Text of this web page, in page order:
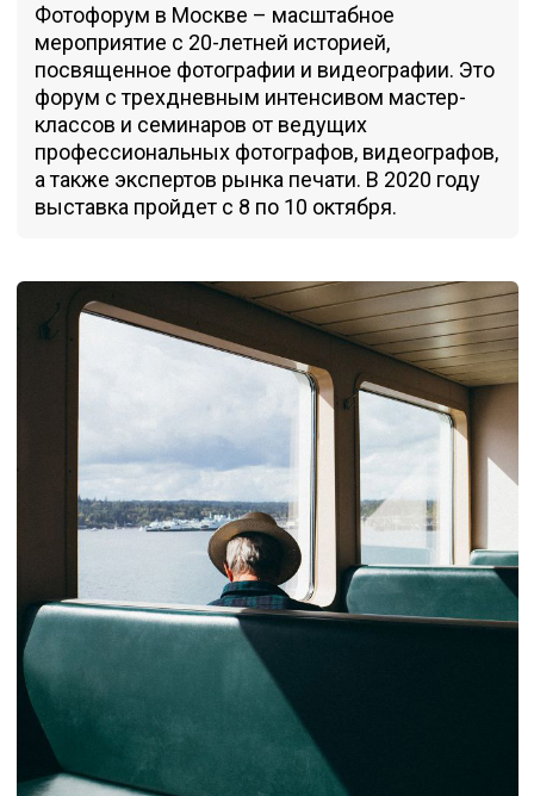
Фотофорум в Москве – масштабное
мероприятие с 20-летней историей,
посвященное фотографии и видеографии. Это
форум с трехдневным интенсивом мастер-
классов и семинаров от ведущих
профессиональных фотографов, видеографов,
а также экспертов рынка печати. В 2020 году
выставка пройдет с 8 по 10 октября.